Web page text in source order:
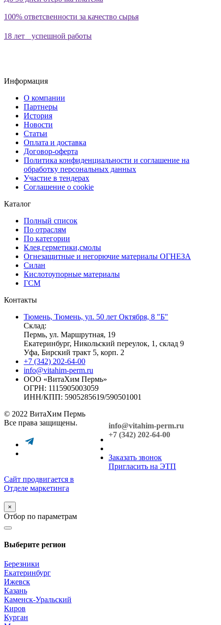
100% ответсвенности за качество сырья
18 лет успешной работы
Информация
О компании
Партнеры
История
Новости
Статьи
Оплата и доставка
Договор-оферта
Политика конфиденциальности и соглашение на
обработку персональных данных
Участие в тендерах
Соглашение о cookie
Каталог
Полный список
По отраслям
По категории
Клея,герметики,смолы
Огнезащитные и негорючие материалы ОГНЕЗА
Силан
Кислотоупорные материалы
ГСМ
Контакты
Тюмень, Тюмень, ул. 50 лет Октября, 8 "Б"
Склад:
Пермь, ул. Маршрутная, 19
Екатеринбург, Никольский переулок, 1, склад 9
Уфа, Бирский тракт 5, корп. 2
+7 (342) 202-64-00
info@vitahim-perm.ru
ООО «ВитаХим Пермь»
ОГРН: 1115905003059
ИНН/КПП: 5905285619/590501001
© 2022 ВитаХим Пермь
Все права защищены.
info@vitahim-perm.ru
+7 (342) 202-64-00
Заказать звонок
Пригласить на ЭТП
Сайт продвигается в
Отделе маркетинга
×
Отбор по параметрам
Выберите регион
Березники
Екатеринбург
Ижевск
Казань
Каменск-Уральский
Киров
Курган